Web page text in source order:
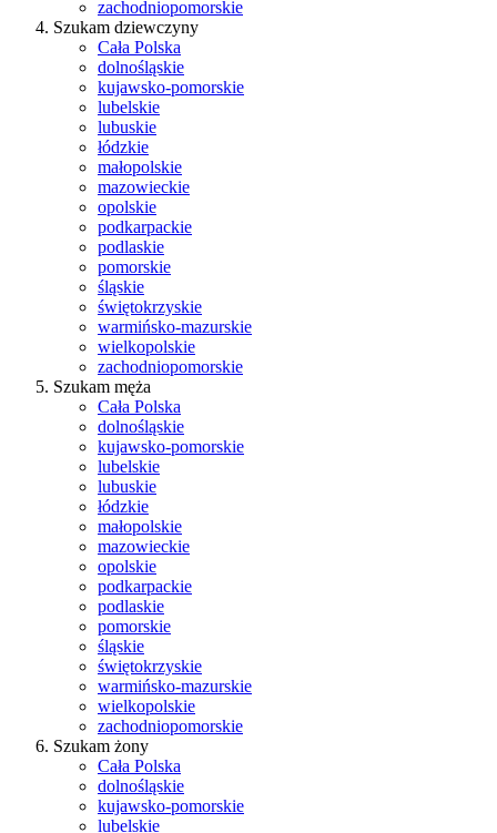
zachodniopomorskie
Szukam dziewczyny
Cała Polska
dolnośląskie
kujawsko-pomorskie
lubelskie
lubuskie
łódzkie
małopolskie
mazowieckie
opolskie
podkarpackie
podlaskie
pomorskie
śląskie
świętokrzyskie
warmińsko-mazurskie
wielkopolskie
zachodniopomorskie
Szukam męża
Cała Polska
dolnośląskie
kujawsko-pomorskie
lubelskie
lubuskie
łódzkie
małopolskie
mazowieckie
opolskie
podkarpackie
podlaskie
pomorskie
śląskie
świętokrzyskie
warmińsko-mazurskie
wielkopolskie
zachodniopomorskie
Szukam żony
Cała Polska
dolnośląskie
kujawsko-pomorskie
lubelskie